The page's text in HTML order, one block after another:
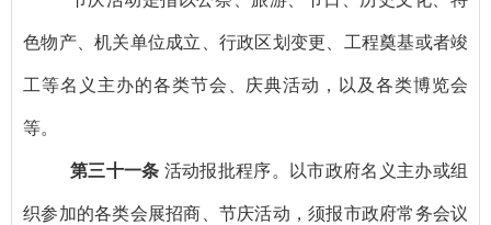
色物产、机关单位成立、行政区划变更、工程奠基或者竣
工等名义主办的各类节会、庆典活动，以及各类博览会
等。
第三十一条 活动报批程序。以市政府名义主办或组
织参加的各类会展招商、节庆活动，须报市政府常务会议